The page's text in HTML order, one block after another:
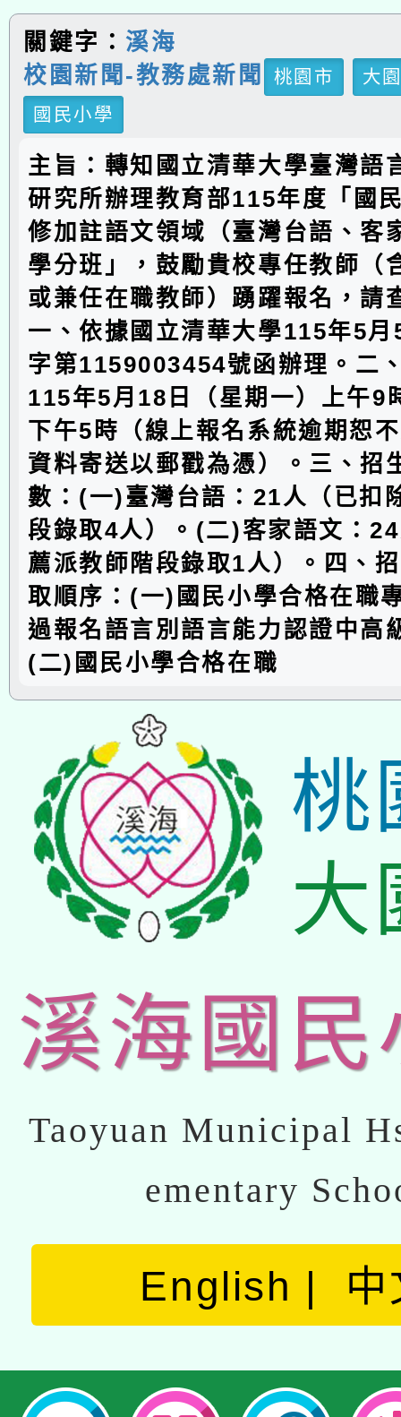
關鍵字： 溪海
校園新聞-教務處新聞
桃園市
大
國民小學
主旨：轉知國立清華大學臺灣語
研究所辦理教育部115年度「國
修加註語文領域（臺灣台語、客
學分班」，鼓勵貴校專任教師（
或兼任在職教師）踴躍報名，請
一、依據國立清華大學115年5
字第1159003454號函辦理。二
115年5月18日（星期一）上午9
下午5時（線上報名系統逾期恕
資料寄送以郵戳為憑）。三、招
數：(一)臺灣台語：21人（已扣
段錄取4人）。(二)客家語文：
薦派教師階段錄取1人）。四、
取順序：(一)國民小學合格在職
過報名語言別語言能力認證中高
(二)國民小學合格在職
桃
大
溪海國民
Taoyuan Municipal
ementary
English 中